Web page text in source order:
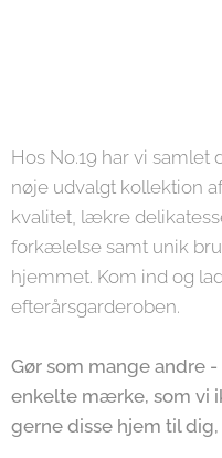
Hos No.19 har vi samlet
nøje udvalgt kollektion
kvalitet, lækre
forkælelse samt unik
hjemmet. Kom ind og
efterårsgarderoben.
Gør som mange andre
enkelte mærke, som vi
gerne disse hjem til